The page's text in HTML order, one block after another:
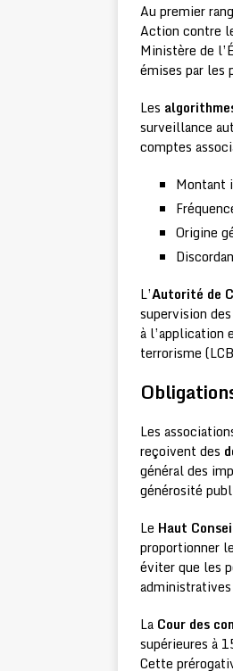
Au premier
Action contre
Ministère de
émises par les
Les
surveillance
comptes
Montant
Origine
L’Autorité de
supervision
à
terrorisme
Les
reçoivent des
général des
générosité
Le Haut
proportionner
éviter que les
La Cour des
supérieures à
Cette